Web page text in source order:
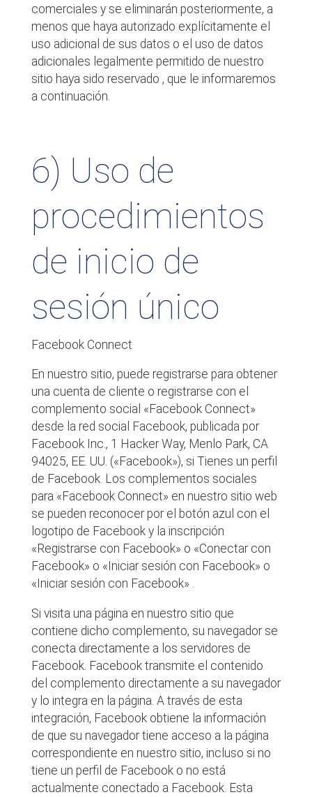
comerciales y se eliminarán posteriormente, a
menos que haya autorizado explícitamente el
uso adicional de sus datos o el uso de datos
adicionales legalmente permitido de nuestro
sitio haya sido reservado , que le informaremos
a continuación.
6) Uso de
procedimientos
de inicio de
sesión único
Facebook Connect
En nuestro sitio, puede registrarse para obtener
una cuenta de cliente o registrarse con el
complemento social «Facebook Connect»
desde la red social Facebook, publicada por
Facebook Inc., 1 Hacker Way, Menlo Park, CA
94025, EE. UU. («Facebook»), si Tienes un perfil
de Facebook. Los complementos sociales
para «Facebook Connect» en nuestro sitio web
se pueden reconocer por el botón azul con el
logotipo de Facebook y la inscripción
«Registrarse con Facebook» o «Conectar con
Facebook» o «Iniciar sesión con Facebook» o
«Iniciar sesión con Facebook» .
Si visita una página en nuestro sitio que
contiene dicho complemento, su navegador se
conecta directamente a los servidores de
Facebook. Facebook transmite el contenido
del complemento directamente a su navegador
y lo integra en la página. A través de esta
integración, Facebook obtiene la información
de que su navegador tiene acceso a la página
correspondiente en nuestro sitio, incluso si no
tiene un perfil de Facebook o no está
actualmente conectado a Facebook. Esta